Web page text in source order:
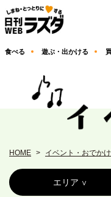
食べる 遊ぶ・出かける
HOME イベント・おでか
エリア